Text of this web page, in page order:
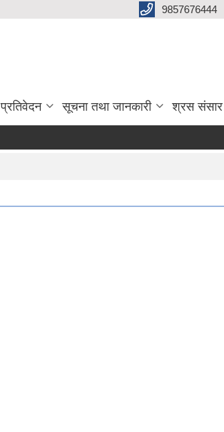
9857676444
प्रतिवेदन सूचना तथा जानकारी श्रस संसार